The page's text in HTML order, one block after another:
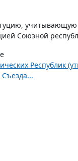
учитывающую
Союзной
Республик